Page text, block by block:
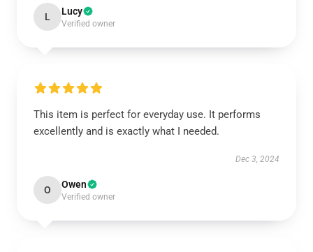
L Lucy
Verified owner
This item is perfect for everyday use. It performs
excellently and is exactly what I needed.
Dec 3, 2024
O Owen
Verified owner